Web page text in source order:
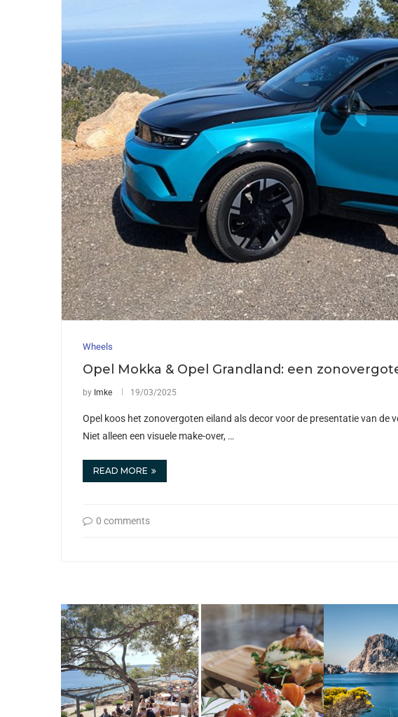
Wheels
Opel Mokka & Opel Grandland: een
by Imke 19/03/2025
Opel koos het zonovergoten eiland als decor voor de presentatie van de
Niet alleen een visuele make-over, …
READ MORE
0 comments